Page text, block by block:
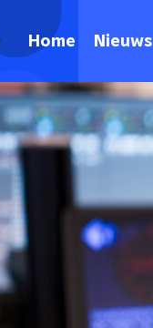
Home Nieuws